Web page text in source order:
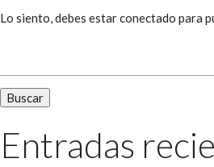
Lo siento, debes estarconectado para
Entradas